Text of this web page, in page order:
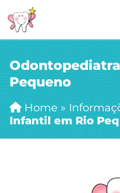
Pequeno
Home »
Infantil em Rio